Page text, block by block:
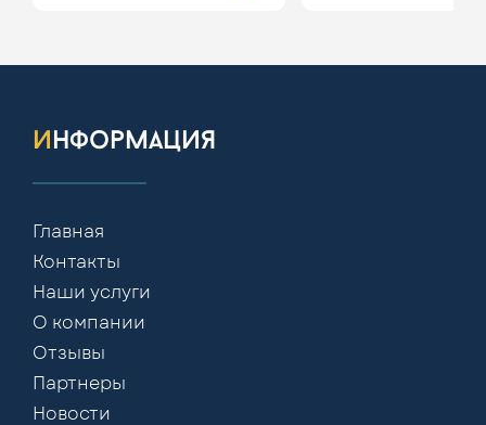
информация
Главная
Контакты
Наши услуги
О компании
Отзывы
Партнеры
Новости